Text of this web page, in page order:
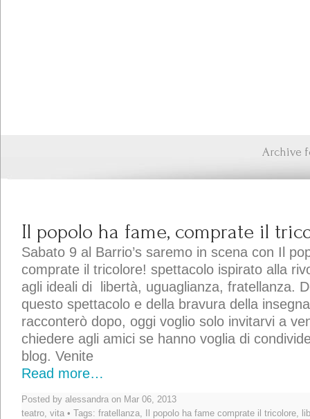
Archive
Il popolo ha fame, comprate il
Sabato 9 al Barrio’s saremo in scena con Il
comprate il tricolore! spettacolo ispirato alla
agli ideali di libertà, uguaglianza, fratellanza.
questo spettacolo e della bravura della
racconterò dopo, oggi voglio solo invitarvi a
chiedere agli amici se hanno voglia di
blog. Venite
Read more…
Posted by alessandra on Mar 06, 2013
teatro, vita • Tags: fratellanza, Il popolo ha fame comprate il tricolore,